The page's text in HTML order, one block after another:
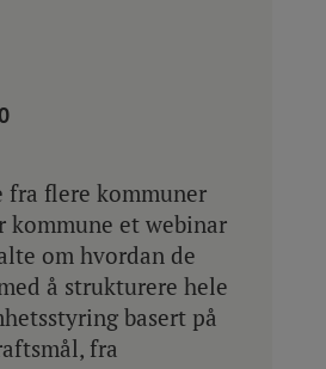
fra flere kommuner
kommune et webinar
om hvordan de
å strukturere hele
basert på
fra